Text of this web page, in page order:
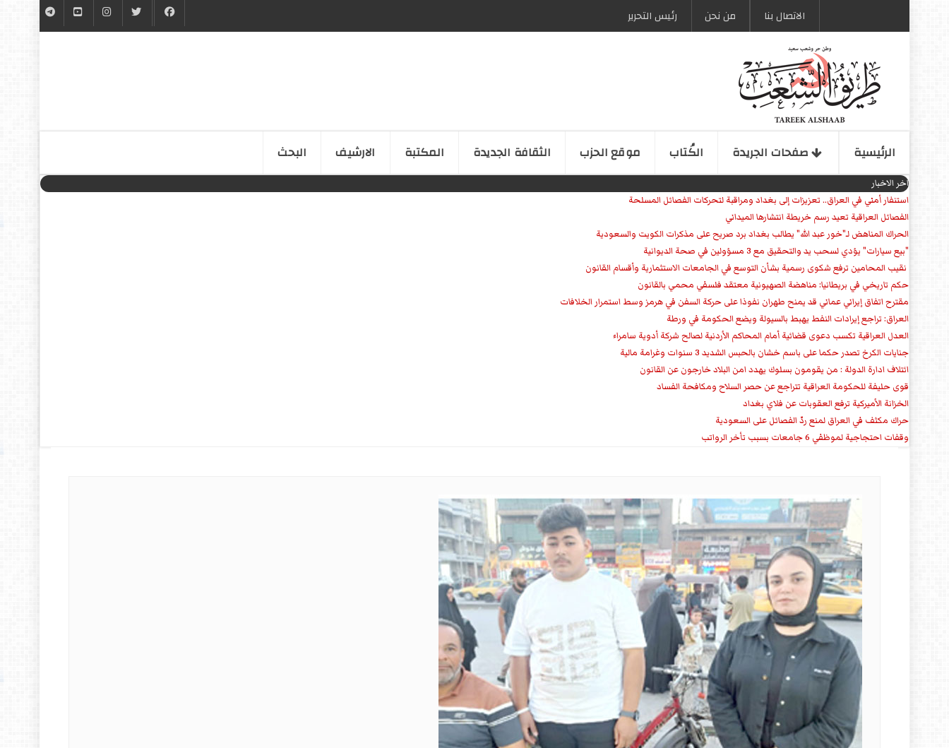
الاتصال بنا من نحن رئیس التحریر
الرئیسیة صفحات الجریدة الكُتاب موقع الحزب الثقافة الجدیدة المكتبة الارشیف البحث
اخر الاخبار
استنفار أمني في العراق.. تعزيزات إلى بغداد ومراقبة لتحركات الفصائل المسلحة
الفصائل العراقية تعيد رسم خريطة انتشارها الميداني
الحراك المناهض لـ"خور عبد الله" يطالب بغداد برد صريح على مذكرات الكويت والسعودية
"بيع سيارات" يؤدي لسحب يد والتحقيق مع 3 مسؤولين في صحة الديوانية
‏ نقيب المحامين ترفع شكوى رسمية بشأن التوسع في الجامعات الاستثمارية وأقسام القانون
حكم تاريخي في بريطانيا: مناهضة الصهيونية معتقد فلسفي محمي بالقانون
مقترح اتفاق إيراني عماني قد يمنح طهران نفوذا على حركة السفن في هرمز وسط استمرار الخلافات
العراق: تراجع إيرادات النفط يهبط بالسيولة ويضع الحكومة في ورطة
العدل العراقية تكسب دعوى قضائية أمام المحاكم الأردنية لصالح شركة أدوية سامراء
جنايات الكرخ تصدر حكما على باسم خشان بالحبس الشديد 3 سنوات وغرامة مالية
ائتلاف ادارة الدولة : من يقومون بسلوك يهدد امن البلاد خارجون عن القانون
قوى حليفة للحكومة العراقية تتراجع عن حصر السلاح ومكافحة الفساد
الخزانة الأميركية ترفع العقوبات عن فلاي بغداد
حراك مكثف في العراق لمنع ردّ الفصائل على السعودية
وقفات احتجاجية لموظفي 6 جامعات بسبب تأخر الرواتب